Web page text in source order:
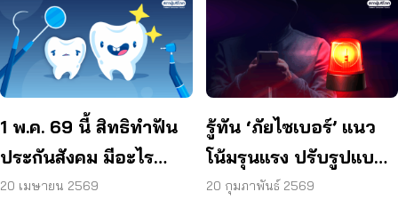
1 พ.ค. 69 นี้ สิทธิทำฟัน
ประกันสังคม มีอะไร
เปลี่ยนไปบ้าง
20 เมษายน 2569
รู้ทัน ‘ภัยไซเบอร์’ แนว
โน้มรุนแรง ปรับรูปแบบ
ใหม่
20 กุมภาพันธ์ 2569